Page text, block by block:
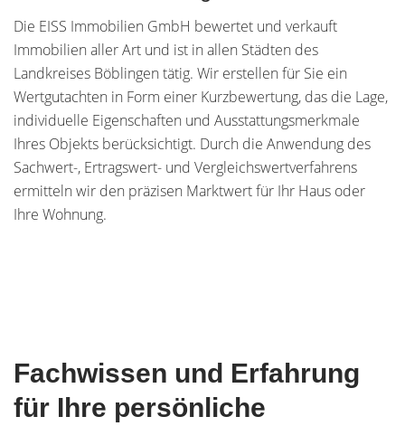
Die EISS Immobilien GmbH bewertet und verkauft
Immobilien aller Art und ist in allen Städten des
Landkreises Böblingen tätig. Wir erstellen für Sie ein
Wertgutachten in Form einer Kurzbewertung, das die Lage,
individuelle Eigenschaften und Ausstattungsmerkmale
Ihres Objekts berücksichtigt. Durch die Anwendung des
Sachwert-, Ertragswert- und Vergleichswertverfahrens
ermitteln wir den präzisen Marktwert für Ihr Haus oder
Ihre Wohnung.
Fachwissen und Erfahrung
für Ihre persönliche